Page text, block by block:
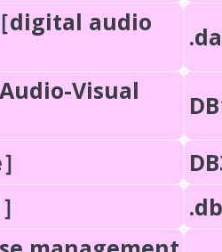
digital audio
Visual